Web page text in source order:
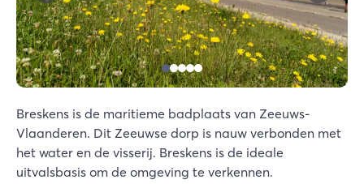
Breskens is de maritieme badplaats van Zeeuws-
Vlaanderen. Dit Zeeuwse dorp is nauw verbonden met
het water en de visserij. Breskens is de ideale
uitvalsbasis om de omgeving te verkennen.